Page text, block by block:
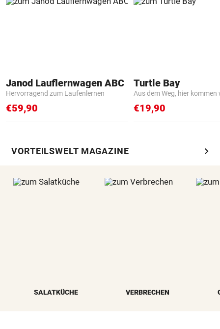
Janod Lauflernwagen ABC
Hervorragend zum Laufenlernen
€59,90
Turtle Bay
Aus dem Weg, hier kommen
€19,90
VORTEILSWELT MAGAZINE chevron_right
SALATKÜCHE VERBRECHEN